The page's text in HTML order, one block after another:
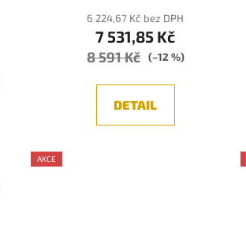
6 224,67 Kč bez DPH
7 531,85 Kč
8 591 Kč (–12 %)
DETAIL
AKCE